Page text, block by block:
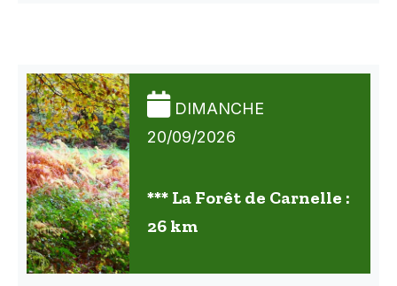
DIMANCHE
20/09/2026
*** La Forêt de Carnelle :
26 km